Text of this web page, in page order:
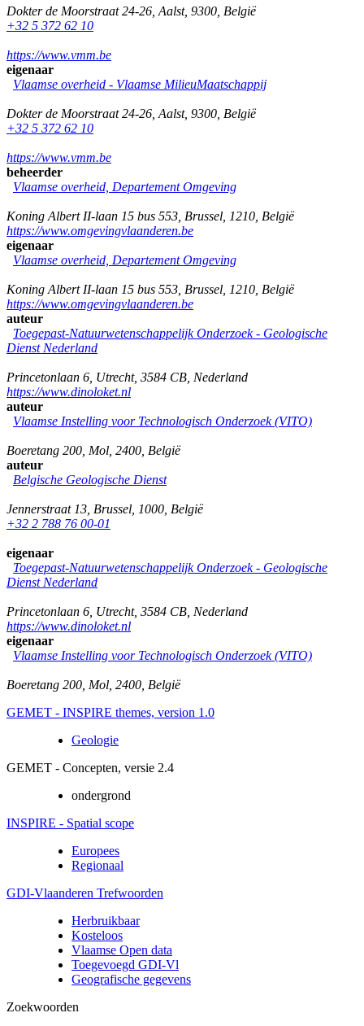
Dokter de Moorstraat 24-26 Aalst, 9300 België
+32 5 372 62 10
https://www.vmm.be
eigenaar
Vlaamse overheid - Vlaamse MilieuMaatschappij
Dokter de Moorstraat 24-26 Aalst, 9300 België
+32 5 372 62 10
https://www.vmm.be
beheerder
Vlaamse overheid, Departement Omgeving
Koning Albert II-laan 15 bus 553 Brussel 1210 België
https://www.omgevingvlaanderen.be
eigenaar
Vlaamse overheid, Departement Omgeving
Koning Albert II-laan 15 bus 553 Brussel 1210 België
https://www.omgevingvlaanderen.be
auteur
Toegepast-Natuurwetenschappelijk Onderzoek - Geologische
Dienst Nederland
Princetonlaan 6 Utrecht, 3584 CB Nederland
https://www.dinoloket.nl
auteur
Vlaamse Instelling voor Technologisch Onderzoek (VITO)
Boeretang 200 Mol 2400 België
auteur
Belgische Geologische Dienst
Jennerstraat 13 Brussel 1000 België
+32 2 788 76 00-01
eigenaar
Toegepast-Natuurwetenschappelijk Onderzoek - Geologische
Dienst Nederland
Princetonlaan 6 Utrecht, 3584 CB Nederland
https://www.dinoloket.nl
eigenaar
Vlaamse Instelling voor Technologisch Onderzoek (VITO)
Boeretang 200 Mol 2400 België
GEMET - INSPIRE themes, version 1.0
Geologie
GEMET - Concepten, versie 2.4
ondergrond
INSPIRE - Spatial scope
Europees
Regionaal
GDI-Vlaanderen Trefwoorden
Herbruikbaar
Kosteloos
Vlaamse Open data
Toegevoegd GDI-Vl
Geografische gegevens
Zoekwoorden